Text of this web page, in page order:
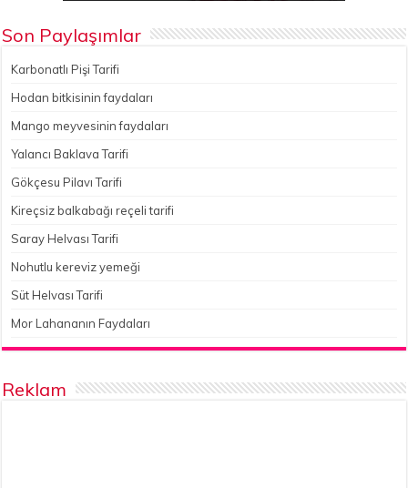
Son Paylaşımlar
Karbonatlı Pişi Tarifi
Hodan bitkisinin faydaları
Mango meyvesinin faydaları
Yalancı Baklava Tarifi
Gökçesu Pilavı Tarifi
Kireçsiz balkabağı reçeli tarifi
Saray Helvası Tarifi
Nohutlu kereviz yemeği
Süt Helvası Tarifi
Mor Lahananın Faydaları
Reklam